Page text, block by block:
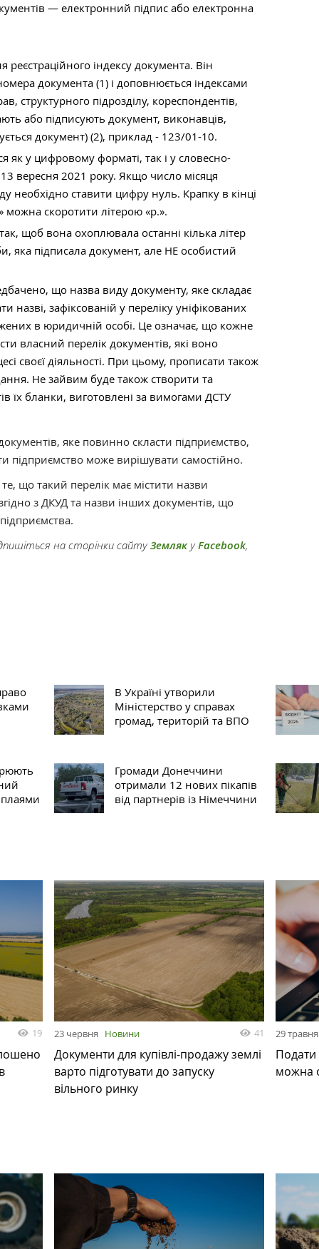
— електронний підпис або електронна
індексу документа. Він
документа (1) і доповнюється індексами
структурного підрозділу, кореспондентів,
або підписують документ, виконавців,
документ) (2), приклад - 123/01-10.
як у цифровому форматі, так і у словесно-
вересня 2021 року. Якщо число місяця
необхідно ставити цифру нуль. Крапку в кінці
можна скоротити літерою «р.».
щоб вона охоплювала останні кілька літер
яка підписала документ, але НЕ особистий
що назва виду документу, яке складає
назві, зафіксованій у переліку уніфікованих
в юридичній особі. Це означає, що кожне
власний перелік документів, які воно
своєї діяльності. При цьому, прописати також
Не зайвим буде також створити та
їх бланки, виготовлені за вимогами ДСТУ
яке повинно скласти підприємство,
підприємство може вирішувати самостійно.
що такий перелік має містити назви
з ДКУД та назви інших документів, що
на сторінки сайтуЗемлякуFacebook,
В Україні утворили
Міністерство у справах
громад, територій та ВПО
Громади Донеччини
отримали 12 нових пікапів
від партнерів із Німеччини
19 23 червня Новини 41
Документи для купівлі-продажу землі
варто підготувати до запуску
вільного ринку
29 травня
Подати
можна